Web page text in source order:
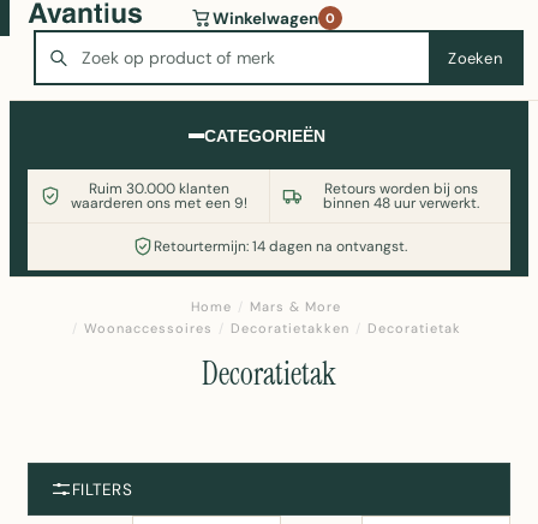
Zoeken
Winkelwagen 0
CATEGORIEËN
Ruim 30.000 klanten
waarderen ons met een 9!
Retours worden bij ons
binnen 48 uur verwerkt.
Retourtermijn: 14 dagen na ontvangst.
Wasmachine of koelkast nodig? Vergelijk alle prijzen op
Witgoedaanbod.nl
Home / Mars & More
/ Woonaccessoires / Decoratietakken / Decoratietak
Decoratietak
FILTERS